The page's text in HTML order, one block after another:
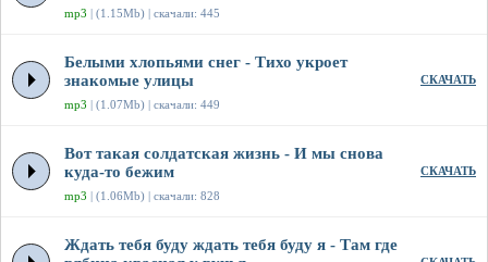
mp3 | (1.15Mb) | скачали: 445
Белыми хлопьями снег - Тихо укроет
знакомые улицы
mp3 | (1.07Mb) | скачали: 449
СКАЧАТЬ
Вот такая солдатская жизнь - И мы снова
куда-то бежим
mp3 | (1.06Mb) | скачали: 828
СКАЧАТЬ
Ждать тебя буду ждать тебя буду я - Там где